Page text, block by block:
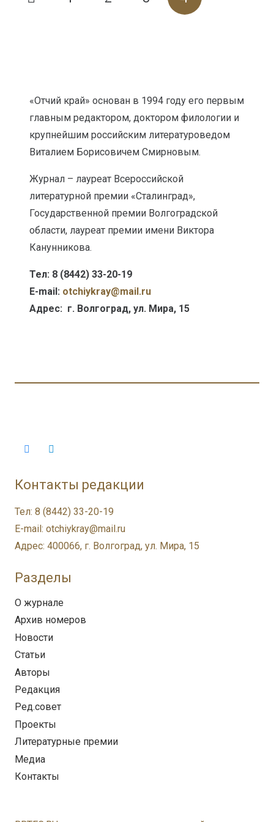
«Отчий край» основан в 1994 году его первым
главным редактором, доктором филологии и
крупнейшим российским литературоведом
Виталием Борисовичем Смирновым.
Журнал – лауреат Всероссийской
литературной премии «Сталинград»,
Государственной премии Волгоградской
области, лауреат премии имени Виктора
Канунникова.
Тел: 8 (8442) 33-20-19
E-mail: otсhiykray@mail.ru
Адрес: г. Волгоград, ул. Мира, 15
Контакты редакции
Тел: 8 (8442) 33-20-19
E-mail: otchiykray@mail.ru
Адрес: 400066, г. Волгоград, ул. Мира, 15
Разделы
О журнале
Архив номеров
Новости
Статьи
Авторы
Редакция
Ред.совет
Проекты
Литературные премии
Медиа
Контакты